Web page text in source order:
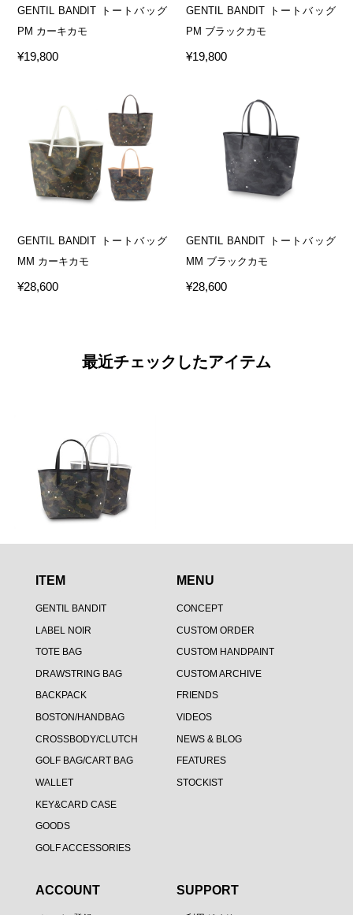
GENTIL BANDIT トートバッグ
PM カーキカモ
¥19,800
GENTIL BANDIT トートバッグ
PM ブラックカモ
¥19,800
GENTIL BANDIT トートバッグ
MM カーキカモ
¥28,600
GENTIL BANDIT トートバッグ
MM ブラックカモ
¥28,600
最近チェックしたアイテム
ITEM
GENTIL BANDIT
LABEL NOIR
TOTE BAG
DRAWSTRING BAG
BACKPACK
BOSTON/HANDBAG
CROSSBODY/CLUTCH
GOLF BAG/CART BAG
WALLET
KEY&CARD CASE
GOODS
GOLF ACCESSORIES
MENU
CONCEPT
CUSTOM ORDER
CUSTOM HANDPAINT
CUSTOM ARCHIVE
FRIENDS
VIDEOS
NEWS & BLOG
FEATURES
STOCKIST
ACCOUNT SUPPORT